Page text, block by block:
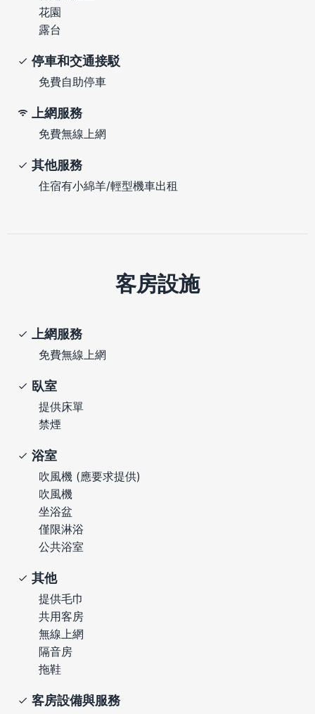
花園
露台
停車和交通接駁
免費自助停車
上網服務
免費無線上網
其他服務
住宿有小綿羊/輕型機車出租
客房設施
上網服務
免費無線上網
臥室
提供床單
禁煙
浴室
吹風機 (應要求提供)
吹風機
坐浴盆
僅限淋浴
公共浴室
其他
提供毛巾
共用客房
無線上網
隔音房
拖鞋
客房設備與服務